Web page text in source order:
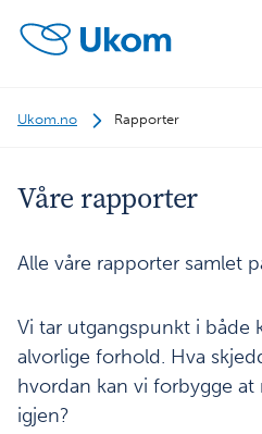
Ukom.no Rapporter
Våre rapporter
Alle våre rapporter samlet
Vi tar utgangspunkt i både
alvorlige forhold. Hva
hvordan kan vi forbygge
igjen?